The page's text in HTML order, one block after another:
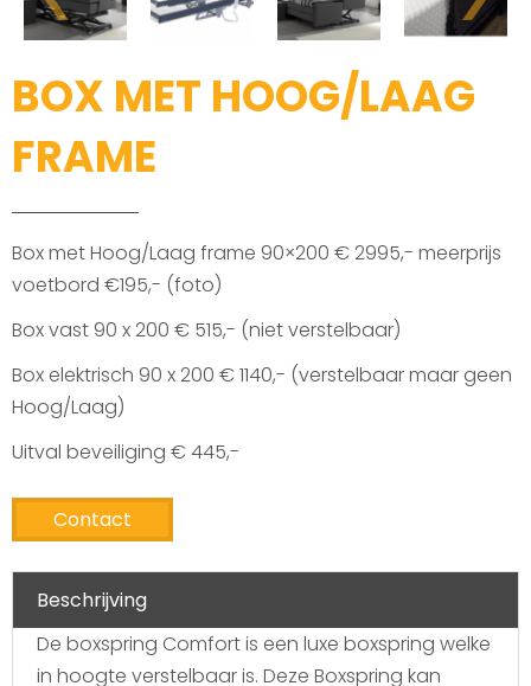
BOX MET HOOG/LAAG
FRAME
Box met Hoog/Laag frame 90×200 € 2995,- meerprijs
voetbord €195,- (foto)
Box vast 90 x 200 € 515,- (niet verstelbaar)
Box elektrisch 90 x 200 € 1140,- (verstelbaar maar geen
Hoog/Laag)
Uitval beveiliging € 445,-
Contact
Beschrijving
De boxspring Comfort is een luxe boxspring welke
in hoogte verstelbaar is. Deze Boxspring kan